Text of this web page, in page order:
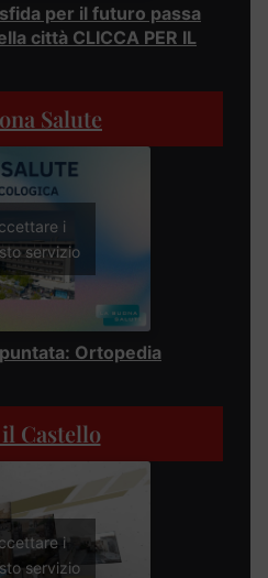
per il futuro passa
città CLICCA PER IL
Salute
i
servizio
Ortopedia
Castello
i
servizio